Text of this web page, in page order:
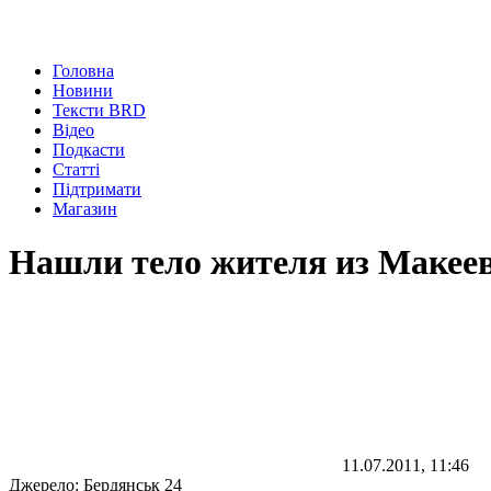
Головна
Новини
Тексти BRD
Відео
Подкасти
Статті
Підтримати
Магазин
Нашли тело жителя из
11.07.2011, 11:46
Джерело: Бердянськ 24